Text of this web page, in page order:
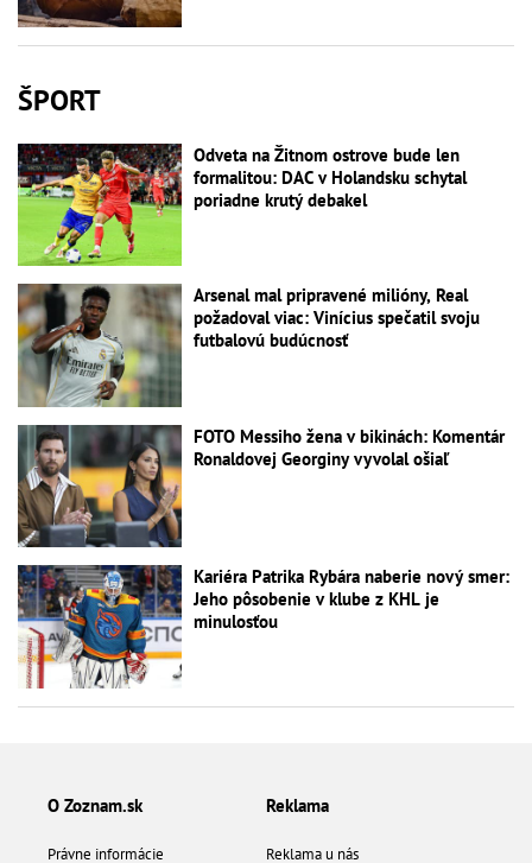
ŠPORT
Odveta na Žitnom ostrove bude len
formalitou: DAC v Holandsku schytal
poriadne krutý debakel
Arsenal mal pripravené milióny, Real
požadoval viac: Vinícius spečatil svoju
futbalovú budúcnosť
FOTO Messiho žena v bikinách: Komentár
Ronaldovej Georginy vyvolal ošiaľ
Kariéra Patrika Rybára naberie nový smer:
Jeho pôsobenie v klube z KHL je
minulosťou
O Zoznam.sk
Právne informácie
Reklama
Reklama u nás